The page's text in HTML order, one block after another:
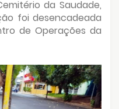
da Saudade,
foi desencadeada
de Operações da